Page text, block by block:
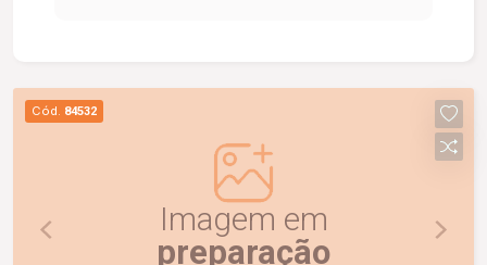
Cód. 84532
Imagem em
preparação